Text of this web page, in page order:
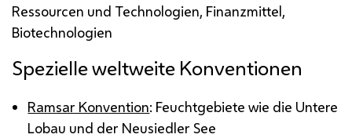
Ressourcen und Technologien, Finanzmittel,
Biotechnologien
Spezielle weltweite Konventionen
Ramsar Konvention: Feuchtgebiete wie die Untere
Lobau und der Neusiedler See